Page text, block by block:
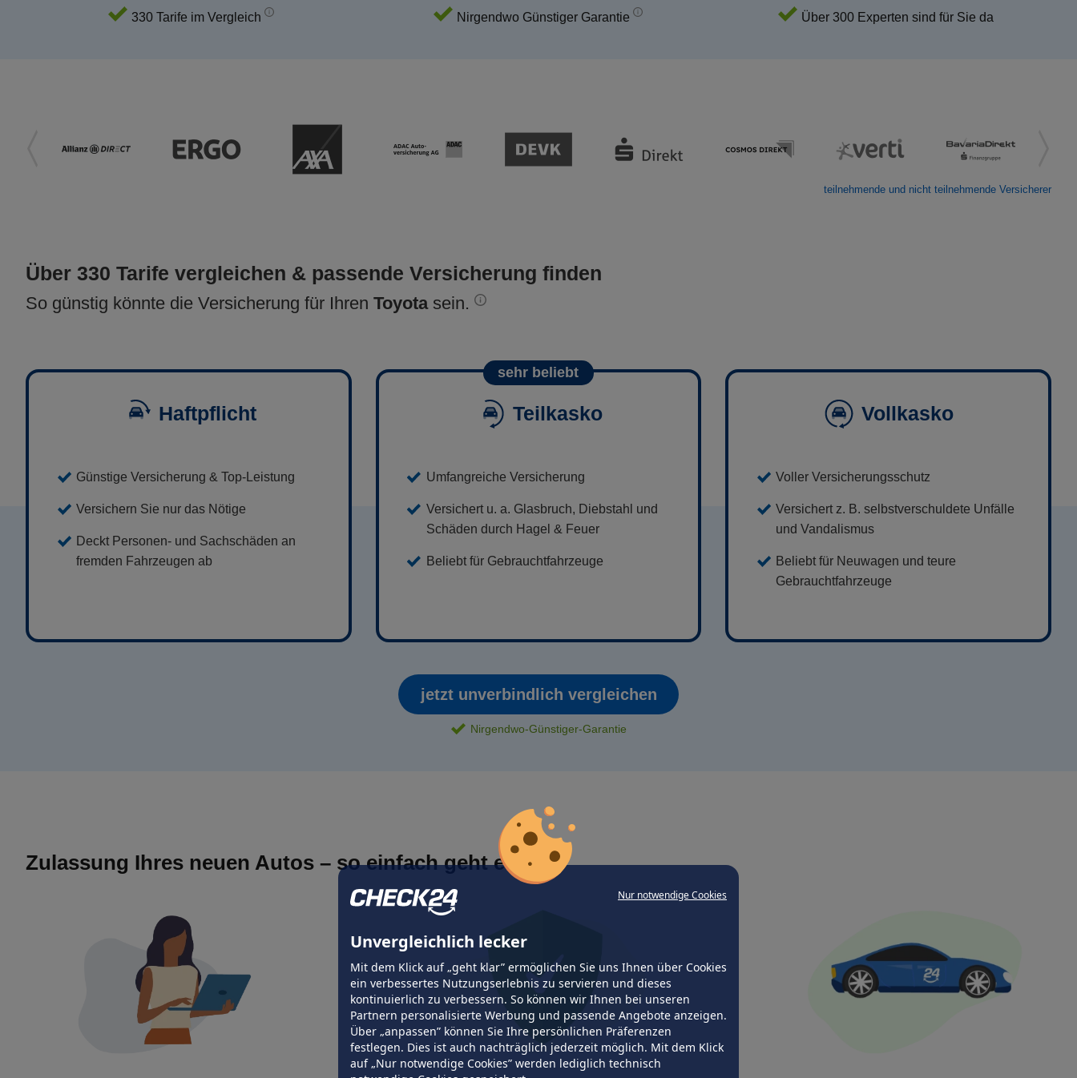
Nur notwendige Cookies
Unvergleichlich lecker
Mit dem Klick auf „geht klar” ermöglichen Sie uns Ihnen über Cookies
ein verbessertes Nutzungserlebnis zu servieren und dieses
kontinuierlich zu verbessern. So können wir Ihnen bei unseren
Partnern personalisierte Werbung und passende Angebote anzeigen.
Über „anpassen” können Sie Ihre persönlichen Präferenzen
festlegen. Dies ist auch nachträglich jederzeit möglich. Mit dem Klick
auf „Nur notwendige Cookies” werden lediglich technisch
330 Tarife im Vergleich Nirgendwo Günstiger Garantie Über 300 Experten sind für Sie da
teilnehmende und nicht teilnehmende Versicherer
Über 330 Tarife vergleichen & passende Versicherung finden
So günstig könnte die Versicherung für Ihren Toyotasein.
Haftpflicht
Günstige Versicherung & Top-Leistung
Versichern Sie nur das Nötige
Deckt Personen- und Sachschäden an
fremden Fahrzeugen ab
sehr beliebt
Teilkasko
Umfangreiche Versicherung
Versichert u. a. Glasbruch, Diebstahl und
Schäden durch Hagel & Feuer
Beliebt für Gebrauchtfahrzeuge
Vollkasko
Voller Versicherungsschutz
Versichert z. B. selbstverschuldete Unfälle
und Vandalismus
Beliebt für Neuwagen und teure
Gebrauchtfahrzeuge
jetzt unverbindlich vergleichen
Nirgendwo-Günstiger-Garantie
Zulassung Ihres neuen Autos – so einfach geht es